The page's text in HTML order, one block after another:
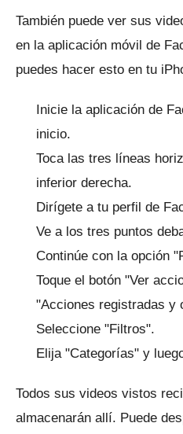
También puede ver sus
en la aplicación móvil de
puedes hacer esto en tu
Inicie la aplicación de
inicio.
Toca las tres líneas
inferior derecha.
Dirígete a tu perfil de
Ve a los tres puntos
Continúe con la opción
Toque el botón "Ver
"Acciones registradas y
Seleccione "Filtros".
Elija "Categorías" y
Todos sus videos vistos
almacenarán allí. Puede